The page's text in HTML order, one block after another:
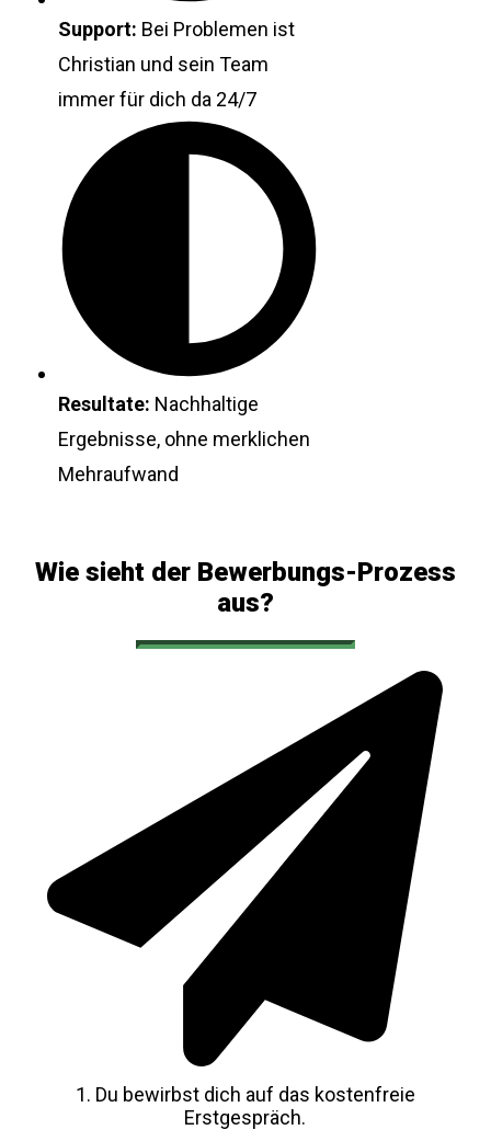
Support: Bei Problemen ist
Christian und sein Team
immer für dich da 24/7
Resultate: Nachhaltige
Ergebnisse, ohne merklichen
Mehraufwand
Wie sieht der Bewerbungs-Prozess
aus?
1. Du bewirbst dich auf das kostenfreie
Erstgespräch.